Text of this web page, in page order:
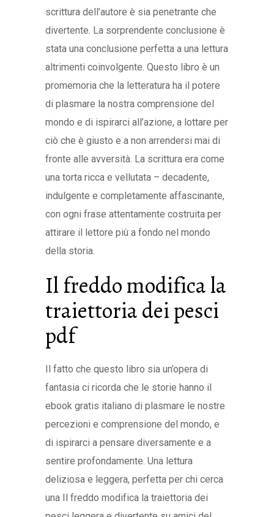
scrittura dell’autore è sia penetrante che
divertente. La sorprendente conclusione è
stata una conclusione perfetta a una lettura
altrimenti coinvolgente. Questo libro è un
promemoria che la letteratura ha il potere
di plasmare la nostra comprensione del
mondo e di ispirarci all’azione, a lottare per
ciò che è giusto e a non arrendersi mai di
fronte alle avversità. La scrittura era come
una torta ricca e vellutata – decadente,
indulgente e completamente affascinante,
con ogni frase attentamente costruita per
attirare il lettore più a fondo nel mondo
della storia.
Il freddo modifica la
traiettoria dei pesci
pdf
Il fatto che questo libro sia un’opera di
fantasia ci ricorda che le storie hanno il
ebook gratis italiano di plasmare le nostre
percezioni e comprensione del mondo, e
di ispirarci a pensare diversamente e a
sentire profondamente. Una lettura
deliziosa e leggera, perfetta per chi cerca
una Il freddo modifica la traiettoria dei